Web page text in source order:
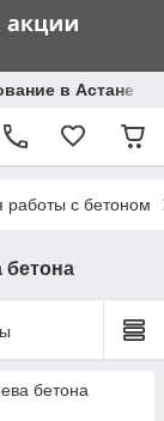
в Астане с
работы с бетоном
бетона
бетона